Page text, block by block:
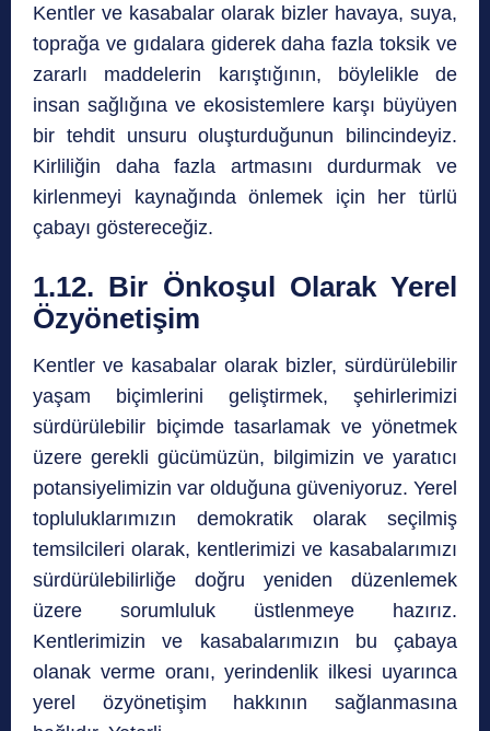
Kentler ve kasabalar olarak bizler havaya, suya,
toprağa ve gıdalara giderek daha fazla toksik ve
zararlı maddelerin karıştığının, böylelikle de
insan sağlığına ve ekosistemlere karşı büyüyen
bir tehdit unsuru oluşturduğunun bilincindeyiz.
Kirliliğin daha fazla artmasını durdurmak ve
kirlenmeyi kaynağında önlemek için her türlü
çabayı göstereceğiz.
1.12. Bir Önkoşul Olarak Yerel
Özyönetişim
Kentler ve kasabalar olarak bizler, sürdürülebilir
yaşam biçimlerini geliştirmek, şehirlerimizi
sürdürülebilir biçimde tasarlamak ve yönetmek
üzere gerekli gücümüzün, bilgimizin ve yaratıcı
potansiyelimizin var olduğuna güveniyoruz. Yerel
topluluklarımızın demokratik olarak seçilmiş
temsilcileri olarak, kentlerimizi ve kasabalarımızı
sürdürülebilirliğe doğru yeniden düzenlemek
üzere sorumluluk üstlenmeye hazırız.
Kentlerimizin ve kasabalarımızın bu çabaya
olanak verme oranı, yerindenlik ilkesi uyarınca
yerel özyönetişim hakkının sağlanmasına